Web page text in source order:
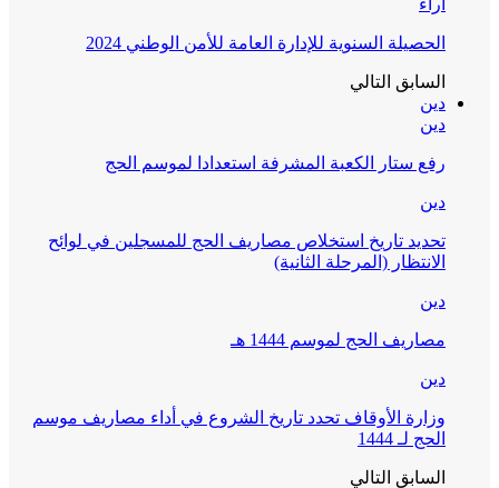
آراء
الحصيلة السنوية للإدارة العامة للأمن الوطني 2024
السابق التالي
دين
دين
رفع ستار الكعبة المشرفة استعدادا لموسم الحج
دين
تحديد تاريخ استخلاص مصاريف الحج للمسجلين في لوائح
الانتظار (المرحلة الثانية)
دين
مصاريف الحج لموسم 1444 هـ
دين
وزارة الأوقاف تحدد تاريخ الشروع في أداء مصاريف موسم
الحج لـ 1444
السابق التالي